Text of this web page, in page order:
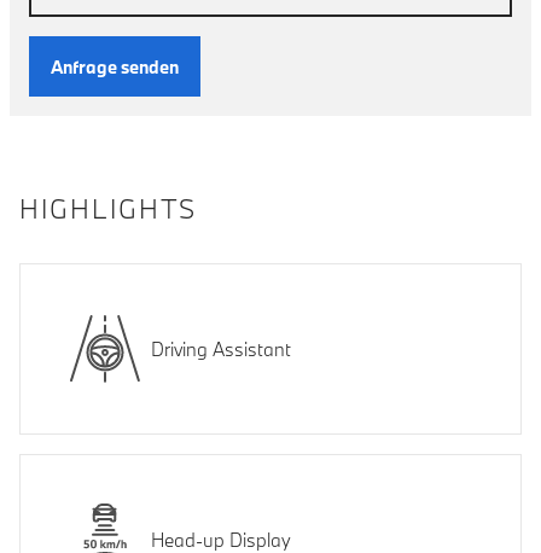
Anfrage senden
HIGHLIGHTS
Driving Assistant
Head-up Display